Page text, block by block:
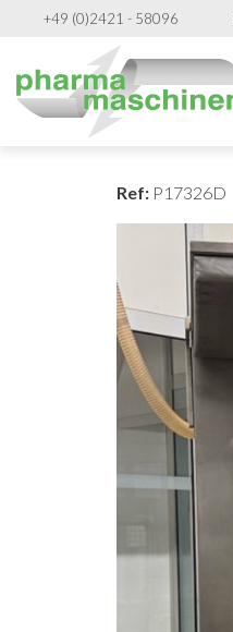
+49 (0)2421 - 58096
Ref: P17326D